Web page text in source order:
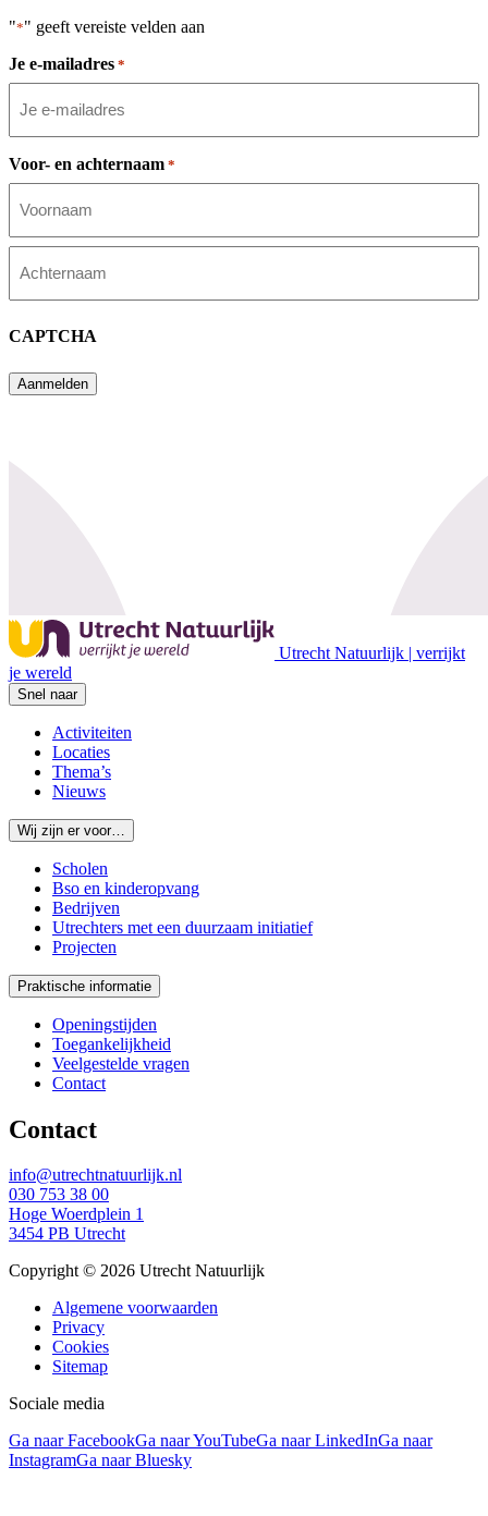
"*" geeft vereiste velden aan
Je e-mailadres *
Voor- en achternaam *
Voornaam
CAPTCHA
Aanmelden
Utrecht Natuurlijk | verrijkt
je wereld
Snel naar
Activiteiten
Locaties
Thema’s
Nieuws
Wij zijn er voor…
Scholen
Bso en kinderopvang
Bedrijven
Utrechters met een duurzaam initiatief
Projecten
Praktische informatie
Openingstijden
Toegankelijkheid
Veelgestelde vragen
Contact
Contact
info@utrechtnatuurlijk.nl
030 753 38 00
Hoge Woerdplein 1
3454 PB Utrecht
Copyright © 2026 Utrecht Natuurlijk
Algemene voorwaarden
Privacy
Cookies
Sitemap
Sociale media
Ga naar FacebookGa naar YouTubeGa naar LinkedInGa naar
InstagramGa naar Bluesky